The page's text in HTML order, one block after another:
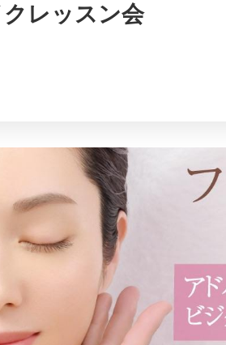
レッスン会